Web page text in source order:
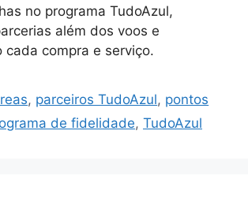
no programa TudoAzul,
além dos voos e
cada compra e serviço.
, parceiros TudoAzul, pontos
de fidelidade, TudoAzul